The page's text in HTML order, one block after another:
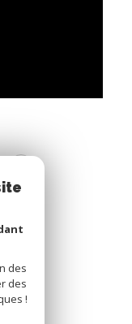
des
des
!